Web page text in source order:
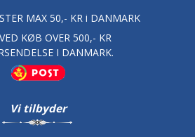
MAX 50,- KR i DANMARK
KØB OVER 500,- KR
I DANMARK.
Vi tilbyder